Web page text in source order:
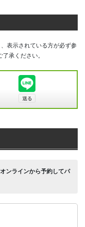
表示されている方が必ず参
承ください。
オンラインから予約してパ